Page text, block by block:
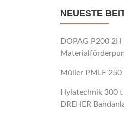
NEUESTE
DOPAG P200 2H
Müller PMLE 250
Hylatechnik 300
DREHER